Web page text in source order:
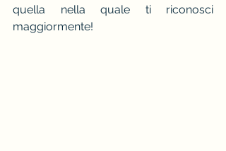
quella nella quale ti riconosci
maggiormente!